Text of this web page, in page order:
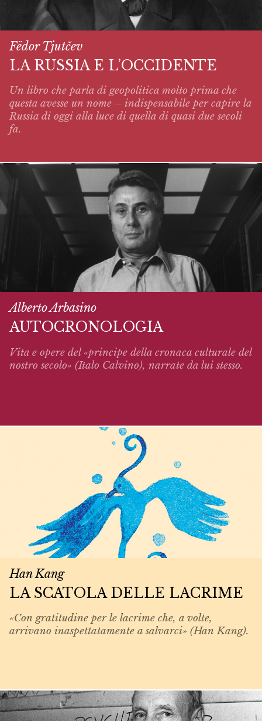
Fëdor Tjutčev
LA RUSSIA E L’OCCIDENTE
Un libro che parla di geopolitica molto prima che
questa avesse un nome – indispensabile per capire la
Russia di oggi alla luce di quella di quasi due secoli
fa.
Alberto Arbasino
AUTOCRONOLOGIA
Vita e opere del «principe della cronaca culturale del
nostro secolo» (Italo Calvino), narrate da lui stesso.
Han Kang
LA SCATOLA DELLE LACRIME
«Con gratitudine per le lacrime che, a volte,
arrivano inaspettatamente a salvarci» (Han Kang).